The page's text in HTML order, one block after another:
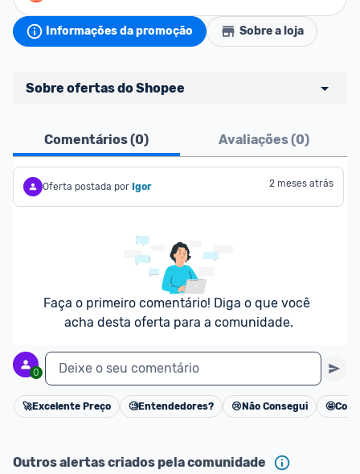
Informações da promoção Sobre a loja
Sobre ofertas do Shopee
Para maior segurança da comunidade, somente
são aceitas ofertas de
, ou seja,
vendedores que representam empresas validadas
As promoções são verificadas normalmente e os
preços devem estar na média ou abaixo da média
dos últimos 3 meses, assim como promoções de
outras lojas.
Comentários (0) Avaliações (0)
Oferta postada por Igor 2 meses atrás
Faça o primeiro comentário! Diga o que você
acha desta oferta para a comunidade.
0 Deixe o seu comentário
Cancelar
🚀Excelente Preço 🧐Entendedores? 😢 Não Consegui 🤩
Outros alertas criados pela comunidade